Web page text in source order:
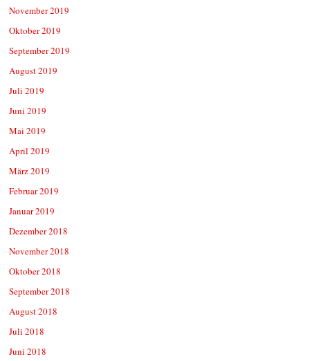
November 2019
Oktober 2019
September 2019
August 2019
Juli 2019
Juni 2019
Mai 2019
April 2019
März 2019
Februar 2019
Januar 2019
Dezember 2018
November 2018
Oktober 2018
September 2018
August 2018
Juli 2018
Juni 2018